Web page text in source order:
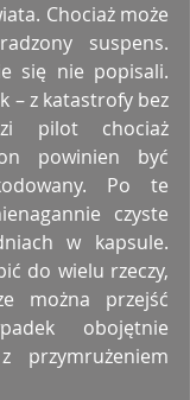
Chociaż może
suspens.
się nie popisali.
– z katastrofy bez
pilot chociaż
powinien być
Po te
czyste
w kapsule.
do wielu rzeczy,
można przejść
obojętnie
przymrużeniem